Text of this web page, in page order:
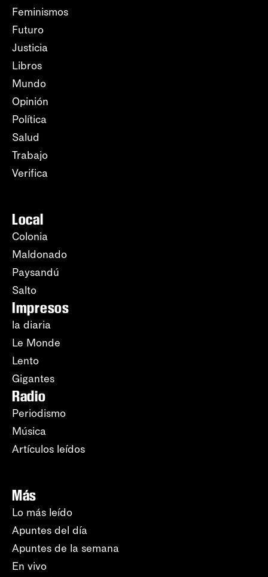
Feminismos
Futuro
Justicia
Libros
Mundo
Opinión
Política
Salud
Trabajo
Verifica
Local
Colonia
Maldonado
Paysandú
Salto
Impresos
la diaria
Le Monde
Lento
Gigantes
Radio
Periodismo
Música
Artículos leídos
Más
Lo más leído
Apuntes del día
Apuntes de la semana
En vivo